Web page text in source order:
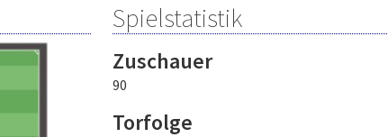
Spielstatistik
Zuschauer
90
Torfolge